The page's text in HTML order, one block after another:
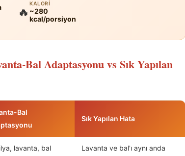
🔥
KALORI
~280
kcal/porsiyon
Bal Adaptasyonu vs Sık Yapılan
Bal
Sık Yapılan Hata
lavanta, bal
Lavanta ve bal'ı aynı anda